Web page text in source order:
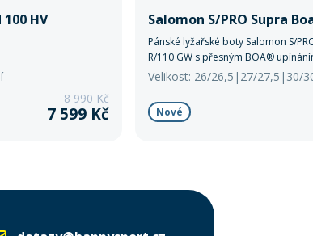
HV
8 990 Kč
7 599 Kč
Salomon S/PRO Supra
Pánské lyžařské boty Salomon S/
R/110 GW s přesným BOA®
Thermic Fit a podrážkami GripWalk.
100 mm, ideální pro pokročilé
pohodlí i výkon.
Velikost: 26/26,5|27/27,5|30/
Nové